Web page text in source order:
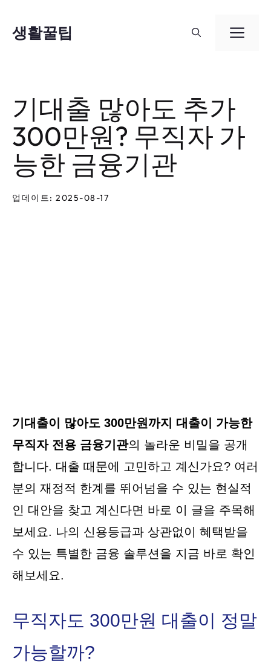
생활꿀팁
메
기대출 많아도 추가
300만원? 무직자 가
능한 금융기관
업데이트: 2025-08-17
기대출이 많아도 300만원까지 대출이 가능한
무직자 전용 금융기관의 놀라운 비밀을 공개
합니다. 대출 때문에 고민하고 계신가요? 여러
분의 재정적 한계를 뛰어넘을 수 있는 현실적
인 대안을 찾고 계신다면 바로 이 글을 주목해
보세요. 나의 신용등급과 상관없이 혜택받을
수 있는 특별한 금융 솔루션을 지금 바로 확인
해보세요.
무직자도 300만원 대출이 정말
가능할까?